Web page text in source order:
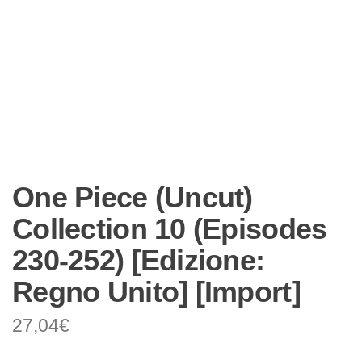
One Piece (Uncut)
Collection 10 (Episodes
230-252) [Edizione:
Regno Unito] [Import]
27,04€